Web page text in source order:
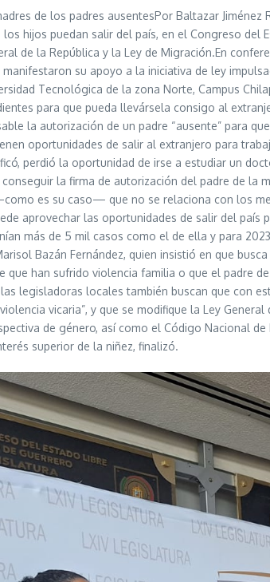
de los padres ausentesPor Baltazar
hijos puedan salir del país, en el Congreso del
de la República y la Ley de Migración.En
su apoyo a la iniciativa de ley
Tecnológica de la zona Norte, Campus
para que pueda llevársela consigo al
la autorización de un padre “ausente” para
oportunidades de salir al extranjero para
perdió la oportunidad de irse a estudiar un
la firma de autorización del padre de la
es su caso— que no se relaciona con los
aprovechar las oportunidades de salir del país
más de 5 mil casos como el de ella y para
Bazán Fernández, quien insistió en que
que han sufrido violencia familia o que el padre
legisladoras locales también buscan que con
vicaria”, y que se modifique la Ley
de género, así como el Código Nacional
superior de la niñez, finalizó.